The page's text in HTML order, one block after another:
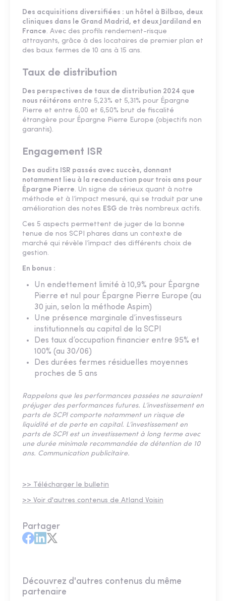
Des acquisitions diversifiées : un hôtel à Bilbao, deux
cliniques dans le Grand Madrid, et deux Jardiland en
France. Avec des profils rendement-risque
attrayants, grâce à des locataires de premier plan et
des baux fermes de 10 ans à 15 ans.
Taux de distribution
Des perspectives de taux de distribution 2024 que
nous réitérons entre 5,23% et 5,31% pour Épargne
Pierre et entre 6,00 et 6,50% brut de fiscalité
étrangère pour Épargne Pierre Europe (objectifs non
garantis).
Engagement ISR
Des audits ISR passés avec succès, donnant
notamment lieu à la reconduction pour trois ans pour
Épargne Pierre. Un signe de sérieux quant à notre
méthode et à l’impact mesuré, qui se traduit par une
amélioration des notes ESG de très nombreux actifs.
Ces 5 aspects permettent de juger de la bonne
tenue de nos SCPI phares dans un contexte de
marché qui révèle l’impact des différents choix de
gestion.
En bonus :
Un endettement limité à 10,9% pour Épargne
Pierre et nul pour Épargne Pierre Europe (au
30 juin, selon la méthode Aspim)
Une présence marginale d’investisseurs
institutionnels au capital de la SCPI
Des taux d’occupation financier entre 95% et
100% (au 30/06)
Des durées fermes résiduelles moyennes
proches de 5 ans
Rappelons que les performances passées ne sauraient
préjuger des performances futures. L’investissement en
parts de SCPI comporte notamment un risque de
liquidité et de perte en capital. L’investissement en
parts de SCPI est un investissement à long terme avec
une durée minimale recommandée de détention de 10
ans. Communication publicitaire.
>> Télécharger le bulletin
>> Voir d'autres contenus de Atland Voisin
Partager
Découvrez d'autres contenus du même
partenaire